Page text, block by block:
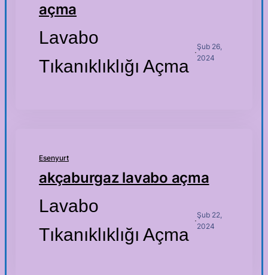
açma
Lavabo
Tıkanıklıklığı Açma
·
Şub 26,
2024
Esenyurt
akçaburgaz lavabo açma
Lavabo
Tıkanıklıklığı Açma
·
Şub 22,
2024